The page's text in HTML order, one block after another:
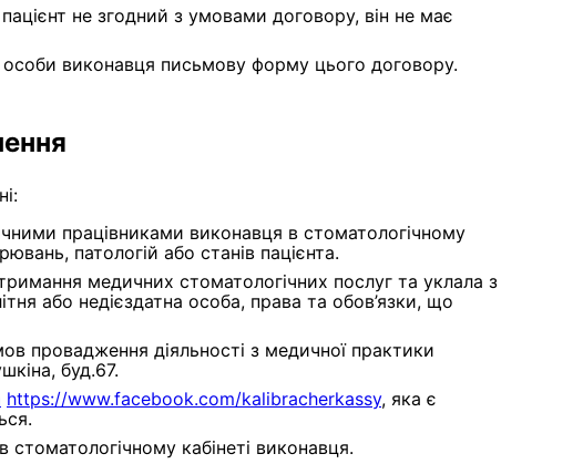
не згодний з умовами договору, він не має
виконавця письмову форму цього договору.
працівниками виконавця в стоматологічному
патологій або станів пацієнта.
медичних стоматологічних послуг та уклала з
або недієздатна особа, права та обов’язки, що
провадження діяльності з медичної практики
буд.67.
https://www.facebook.com/kalibracherkassy, яка є
стоматологічному кабінеті виконавця.